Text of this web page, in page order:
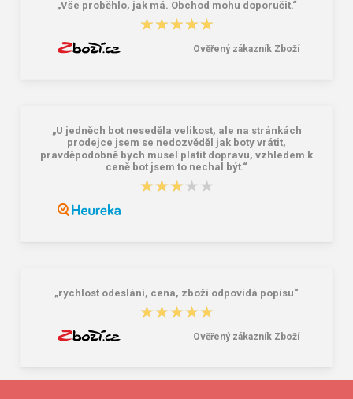
„Vše proběhlo, jak má. Obchod mohu doporučit.“
★★★★★
★★★★★
Ověřený zákazník Zboží
„U jedněch bot neseděla velikost, ale na stránkách
prodejce jsem se nedozvěděl jak boty vrátit,
pravděpodobně bych musel platit dopravu, vzhledem k
ceně bot jsem to nechal být.“
★★★★★
★★★★★
„rychlost odeslání, cena, zboží odpovídá popisu“
★★★★★
★★★★★
Ověřený zákazník Zboží